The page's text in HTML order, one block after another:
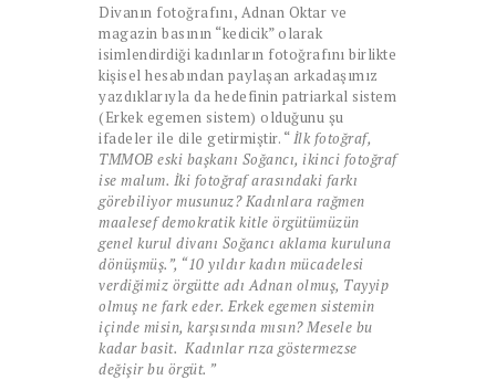
Divanın fotoğrafını, Adnan Oktar ve
magazin basının “kedicik” olarak
isimlendirdiği kadınların fotoğrafını birlikte
kişisel hesabından paylaşan arkadaşımız
yazdıklarıyla da hedefinin patriarkal sistem
(Erkek egemen sistem) olduğunu şu
ifadeler ile dile getirmiştir. “İlk fotoğraf,
TMMOB eski başkanı Soğancı, ikinci fotoğraf
ise malum. İki fotoğraf arasındaki farkı
görebiliyor musunuz? Kadınlara rağmen
maalesef demokratik kitle örgütümüzün
genel kurul divanı Soğancı aklama kuruluna
dönüşmüş.”, “10 yıldır kadın mücadelesi
verdiğimiz örgütte adı Adnan olmuş, Tayyip
olmuş ne fark eder. Erkek egemen sistemin
içinde misin, karşısında mısın? Mesele bu
kadar basit. Kadınlar rıza göstermezse
değişir bu örgüt. ”